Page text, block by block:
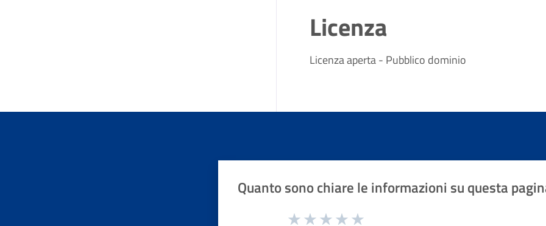
Licenza
Licenza aperta - Pubblico dominio
Quanto sono chiare le informazioni su questa
Valuta da 1 a 5 stelle la pagina